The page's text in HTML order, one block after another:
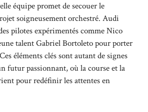
équipe promet de secouer le
soigneusement orchestré. Audi
pilotes expérimentés comme Nico
talent Gabriel Bortoleto pour porter
éléments clés sont autant de signes
futur passionnant, où la course et la
pour redéfinir les attentes en